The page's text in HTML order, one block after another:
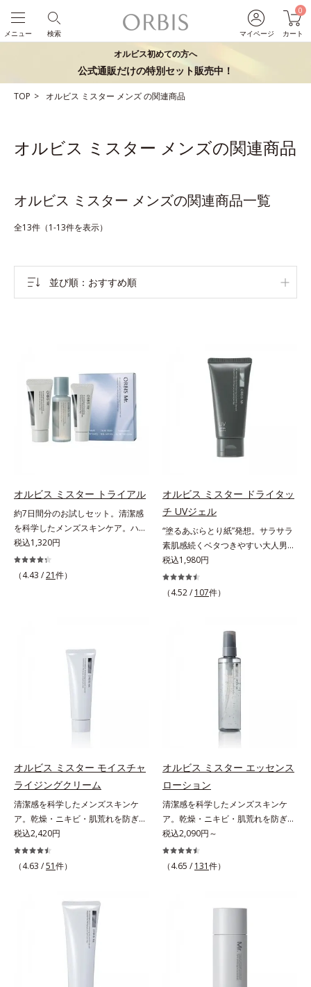
マイページ
0
カート
検索
メニュー
オルビス初めての方へ
公式通販だけの特別セット販売中！
TOP オルビス ミスター メンズの関連商品
オルビス ミスター メンズの関連商品
オルビス ミスター メンズの関連商品一覧
全13件（1-13件を表示）
並び順 おすすめ順
オルビス ミスター トライアル
約7日間分のお試しセット。清潔感
を科学したメンズスキンケア。ハ
リ・ツヤのある、好印象な清潔透明
肌(*1)へ。オルビス ミスターは、男
性の清潔感、爽やかさ、若々しさの
の乾燥・テカリへのケアはそのまま
に、肌荒れ・ニキビ予防など“今”の
肌悩みに応え、“未来”を見据えて好
印象の鍵となるハリ・ツヤへもアプ
ローチする進化を遂げました。うる
おいを逃しやすい男性肌に着目し、
「うるおいコネクト設計」を採用。
8アイテム分の機能を3ステップに集
約し、よりシンプルなお手入れで、
ハリ・ツヤのある好印象な清潔透明
肌(*1)へ導きます。*1 うるおいによ
る透明感のある肌*2 男性の顔画像
を用いた印象評価において、基準画
像に対して、頬全体に輝度分布がな
2022年12月22日時点で、科学文献
データベースPubMed及びGoogle
scholarにより国内化粧品業界にお
いて該当文献がないことを確認（ポ
税込1,320円
（4.43 /21件）
オルビス ミスター ドライタッ
チ UVジェル
“塗るあぶらとり紙”発想。サラサラ
素肌感続くベタつきやすい大人男性
肌のための日焼け止めジェル。メン
ズブランド「オルビス ミスター」
の日焼け止めです。SPF50+・
ジングは不要。通勤にも長時間のレ
ジャーにも、毎日手軽にお使いいた
だけます。高いUVカット力を持つ
アイテムは本来多くのオイルが必要
ですが、オルビス ミスターは少な
いオイル(*1)でも多くのUVカット成
分を抱え込む技術を採用しました。
さらに皮脂吸着パウダー(*2)も配
用感で、塗ることでスキンケア後の
男性の悩み、シミ(*3)とテカリ(*4)
の両方に応えるアイテムです。*1
自社比較*2 アクリレーツコポリマ
ー配合＝化粧持ち向上成分*3 日焼
けによるシミ予防*4 皮脂吸着によ
るテカリ防止
税込1,980円
（4.52 / 107件）
オルビス ミスター モイスチャ
ライジングクリーム
清潔感を科学したメンズスキンケ
ア。乾燥・ニキビ・肌荒れを防ぎハ
リ・ツヤのある、好印象な清潔透明
肌(*1)へ。オルビスミスターは、男
性の清潔感、爽やかさ、若々しさの
であること(*2)を業界で初めて発見
(*3)。ニキビ・肌荒れ予防有効成分
と保湿成分を新たに配合。これまで
の乾燥・テカリへのケアはそのまま
税込2,420円
（4.63 /51件）
オルビス ミスター エッセンス
ローション
清潔感を科学したメンズスキンケ
ア。乾燥・ニキビ・肌荒れを防ぎハ
リ・ツヤのある、好印象な清潔透明
肌(*1)へ。オルビス ミスターは、男
性の清潔感、爽やかさ、若々しさの
であること(*2)を業界で初めて発見
と保湿成分を新たに配合。これまで
の乾燥・テカリへのケアはそのまま
に、肌荒れ・ニキビ予防など“今”の
肌悩みに応え、“未来”を見据えて好
税込2,090円～
（4.65 / 131件）